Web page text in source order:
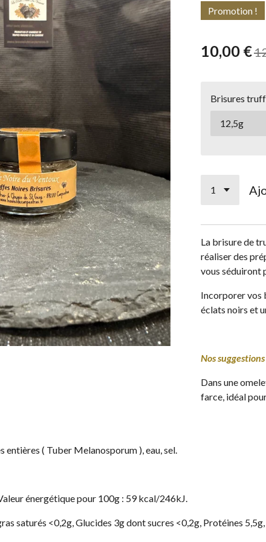
Promotion !
10,00 €
Brisures
La brisure de
réaliser des
vous séduiront
Incorporer vos
éclats noirs et
Nos
Dans une
farce, idéal
entières ( Tuber Melanosporum ), eau, sel.
énergétique pour 100g : 59 kcal/246kJ.
saturés <0,2g, Glucides 3g dont sucres <0,2g, Protéines 5,5g,